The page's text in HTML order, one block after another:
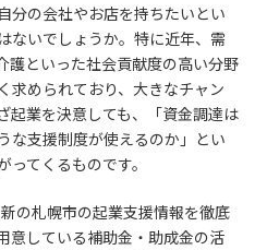
分の会社やお店を持ちたいとい
ないでしょうか。特に近年、需
護といった社会貢献度の高い分野
求められており、大きなチャン
起業を決意しても、「資金調達は
な支援制度が使えるのか」とい
てくるものです。
の札幌市の起業支援情報を徹底
意している補助金・助成金の活